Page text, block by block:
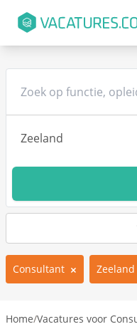
Consultant Zeeland
Home/Vacatures voor